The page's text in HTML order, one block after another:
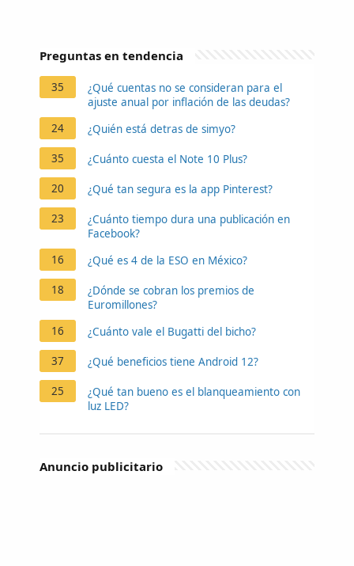
Preguntas en tendencia
35
¿Qué cuentas no se consideran para el
ajuste anual por inflación de las deudas?
24
¿Quién está detras de simyo?
35 ¿Cuánto cuesta el Note 10 Plus?
20 ¿Qué tan segura es la app Pinterest?
23
¿Cuánto tiempo dura una publicación en
Facebook?
16
¿Qué es 4 de la ESO en México?
18
¿Dónde se cobran los premios de
Euromillones?
16
¿Cuánto vale el Bugatti del bicho?
37 ¿Qué beneficios tiene Android 12?
25
¿Qué tan bueno es el blanqueamiento con
luz LED?
Anuncio publicitario